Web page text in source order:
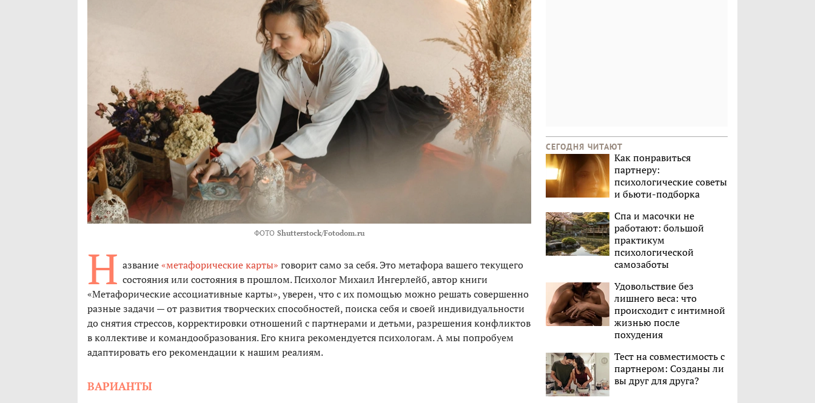
ФОТО Shutterstock/Fotodom.ru
Н азвание«метафорические карты» говорит само за себя. Это метафора вашего текущего
состояния или состояния в прошлом. Психолог Михаил Ингерлейб, автор книги
«Метафорические ассоциативные карты», уверен, что с их помощью можно решать совершенно
разные задачи — от развития творческих способностей, поиска себя и своей индивидуальности
до снятия стрессов, корректировки отношений с партнерами и детьми, разрешения конфликтов
в коллективе и командообразования. Его книга рекомендуется психологам. А мы попробуем
адаптировать его рекомендации к нашим реалиям.
ВАРИАНТЫ
СЕГОДНЯ ЧИТАЮТ
Как понравиться
партнеру:
психологические советы
и бьюти-подборка
Спа и масочки не
работают: большой
практикум
психологической
самозаботы
Удовольствие без
лишнего веса: что
происходит с интимной
жизнью после
похудения
Тест на совместимость с
партнером: Созданы ли
вы друг для друга?